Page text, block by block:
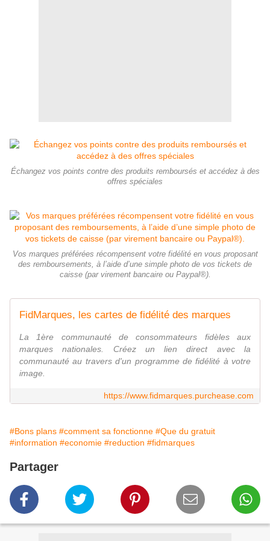
Échangez vos points contre des produits remboursés et accédez à des
offres spéciales
Vos marques préférées récompensent votre fidélité en vous proposant
des remboursements, à l’aide d’une simple photo de vos tickets de
caisse (par virement bancaire ou Paypal®).
FidMarques, les cartes de fidélité des marques
La 1ère communauté de consommateurs fidèles aux
marques nationales. Créez un lien direct avec la
communauté au travers d'un programme de fidélité à votre
image.
https://www.fidmarques.purchease.com
#Bons plans #comment sa fonctionne #Que du gratuit
#information #economie #reduction #fidmarques
Partager